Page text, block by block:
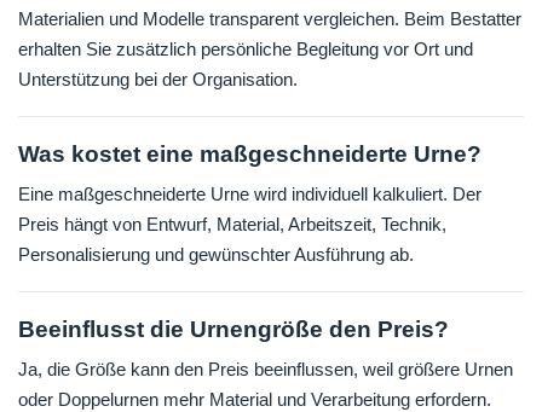
Materialien und Modelle transparent vergleichen. Beim Bestatter
erhalten Sie zusätzlich persönliche Begleitung vor Ort und
Unterstützung bei der Organisation.
Was kostet eine maßgeschneiderte Urne?
Eine maßgeschneiderte Urne wird individuell kalkuliert. Der
Preis hängt von Entwurf, Material, Arbeitszeit, Technik,
Personalisierung und gewünschter Ausführung ab.
Beeinflusst die Urnengröße den Preis?
Ja, die Größe kann den Preis beeinflussen, weil größere Urnen
oder Doppelurnen mehr Material und Verarbeitung erfordern.